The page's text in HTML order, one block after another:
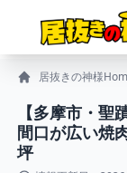
居抜きの神様
【多摩市・
間口が広い焼
坪